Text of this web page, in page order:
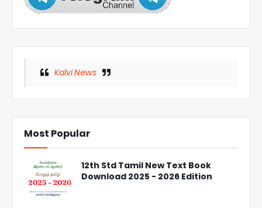
Kalvi News
Most Popular
12th Std Tamil New Text Book
Download 2025 - 2026 Edition